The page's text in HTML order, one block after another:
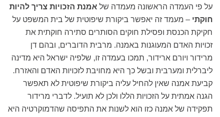
על פי העמדה הראשונה מעמדה של אמנת הזכויות צריך להיות
חוקתי – מעמד זה יאפשר ביקורת שיפוטית של בית המשפט על
חקיקת הכנסת ופסילת חוקים הסותרים סתירה חוקתית את
זכויות האדם המעוגנות באמנה. מרבית הדוברים, ובהם דן
מרידור ויורם ארידור, תמכו בעמדה זו, שלפיה ישראל היא מדינה
ליברלית ומערבית ובשל כך היא מחויבת לזכויות האדם והאזרח.
קביעת אמנה שאין להחיל עליה ביקורת שיפוטית לא תאפשר
הגנה אמתית על הזכויות הללו ולכן לא תועיל. לדברי מרידור
תפקידה של אמנה כזו הוא לשנות את התפיסה שהדמוקרטיה היא